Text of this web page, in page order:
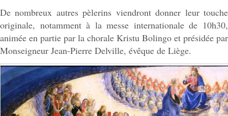
De nombreux autres pèlerins viendront donner leur touche
originale, notamment à la messe internationale de 10h30,
animée en partie par la chorale Kristu Bolingo et présidée par
Monseigneur Jean-Pierre Delville, évêque de Liège.